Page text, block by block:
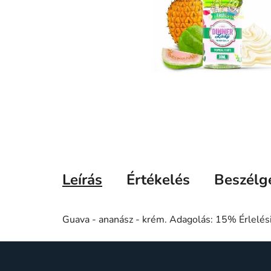
Leírás Értékelés
Guava - ananász - krém. Adagolás: 15%